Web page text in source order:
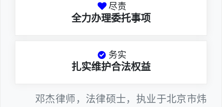
尽责
全力办理委托事项
务实
扎实维护合法权益
邓杰律师，法律硕士，执业于北京市炜